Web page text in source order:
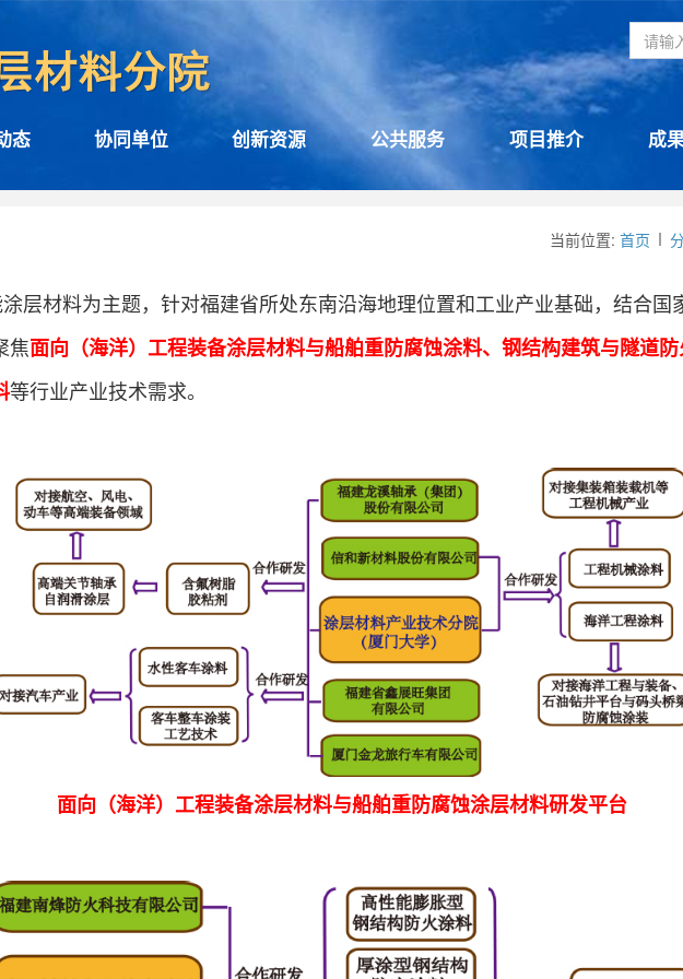
态 协同单位 创新资源 公共服务 项目推介 成
当前位置: 首页
层材料为主题，针对福建省所处东南沿海地理位置和工业产业基础，结合国
焦面向（海洋）工程装备涂层材料与船舶重防腐蚀涂料、钢结构建筑与隧道
等行业产业技术需求。
面向（海洋）工程装备涂层材料与船舶重防腐蚀涂层材料研发平台